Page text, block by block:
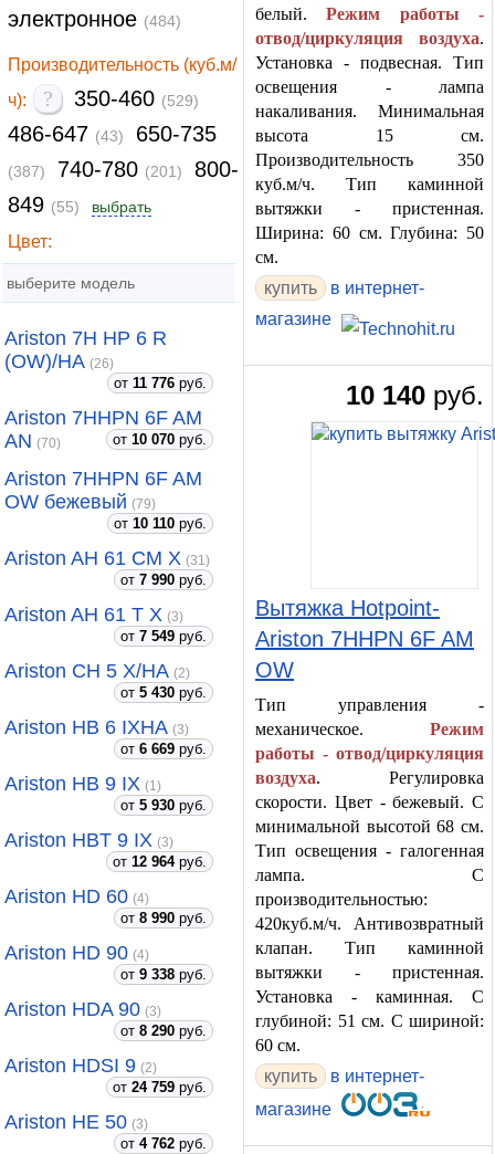
электронное (484)
Производительность (куб.м/
ч):
? 350-460 (529)
486-647 (43) 650-735
(387) 740-780 (201)
800-
849 (55) выбрать
Цвет:
выберите модель
Ariston 7H HP 6 R
(OW)/HA (26)
от 11 776 руб.
Ariston 7HHPN 6F AM
AN (70) от 10 070 руб.
Ariston 7HHPN 6F AM
OW бежевый (79)
от 10 110 руб.
Ariston AH 61 CM X (31)
от 7 990 руб.
Ariston AH 61 T X (3)
от 7 549 руб.
Ariston CH 5 X/HA (2)
от 5 430 руб.
Ariston HB 6 IXHA (3)
от 6 669 руб.
Ariston HB 9 IX (1)
от 5 930 руб.
Ariston HBT 9 IX (3)
от 12 964руб.
Ariston HD 60 (4)
от 8 990 руб.
Ariston HD 90 (4)
от 9 338 руб.
Ariston HDA 90 (3)
от 8 290 руб.
Ariston HDSI 9 (2)
от 24 759 руб.
Ariston HE 50 (3)
от 4 762 руб.
белый.Режим работы -
отвод/циркуляция воздуха.
Установка - подвесная. Тип
освещения - лампа
накаливания. Минимальная
высота 15 см.
Производительность 350
куб.м/ч. Тип каминной
вытяжки - пристенная.
Ширина: 60 см. Глубина: 50
см.
купить
в интернет-
магазине
10 140 руб.
Вытяжка Hotpoint-
Ariston 7HHPN 6F AM
OW
Тип управления -
механическое. Режим
работы - отвод/циркуляция
воздуха. Регулировка
скорости. Цвет - бежевый. С
минимальной высотой 68 см.
Тип освещения - галогенная
лампа. С
производительностью:
420куб.м/ч. Антивозвратный
клапан. Тип каминной
вытяжки - пристенная.
Установка - каминная. С
глубиной: 51 см. С шириной:
60 см.
купить
в интернет-
магазине